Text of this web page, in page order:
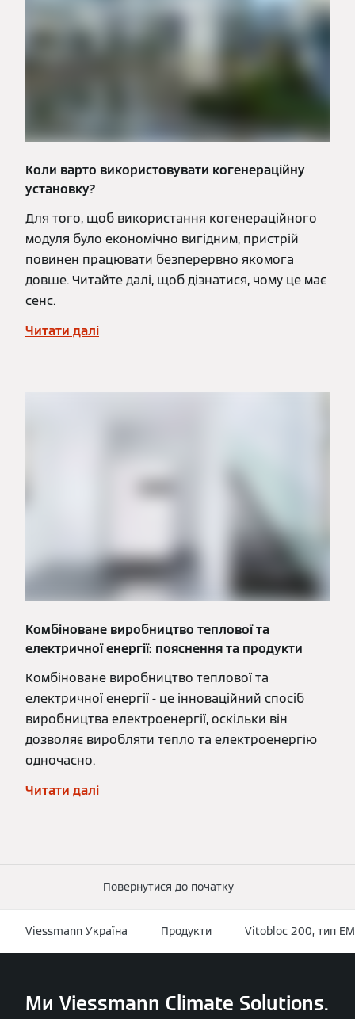
Коли варто використовувати когенераційну
установку?
Для того, щоб використання когенераційного
модуля було економічно вигідним, пристрій
повинен працювати безперервно якомога
довше. Читайте далі, щоб дізнатися, чому це має
сенс.
Читати далі
Комбіноване виробництво теплової та
електричної енергії: пояснення та продукти
Комбіноване виробництво теплової та
електричної енергії - це інноваційний спосіб
виробництва електроенергії, оскільки він
дозволяє виробляти тепло та електроенергію
одночасно.
Читати далі
Повернутися до початку
Viessmann Україна Продукти Vitobloc 200, тип
Ми Viessmann Climate Solutions.